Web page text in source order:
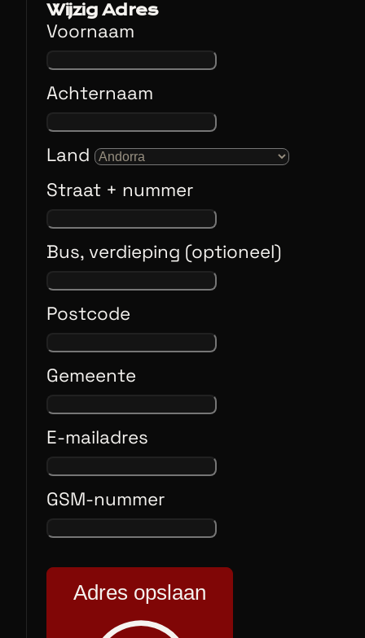
Wijzig Adres
Voornaam
Achternaam
Land
Straat + nummer
Bus, verdieping (optioneel)
Postcode
Gemeente
E-mailadres
GSM-nummer
Adres opslaan